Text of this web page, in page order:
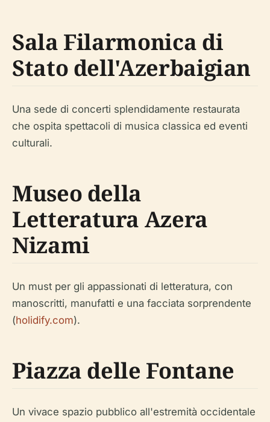
Sala Filarmonica di
Stato dell'Azerbaigian
Una sede di concerti splendidamente restaurata
che ospita spettacoli di musica classica ed eventi
culturali.
Museo della
Letteratura Azera
Nizami
Un must per gli appassionati di letteratura, con
manoscritti, manufatti e una facciata sorprendente
(holidify.com).
Piazza delle Fontane
Un vivace spazio pubblico all'estremità occidentale